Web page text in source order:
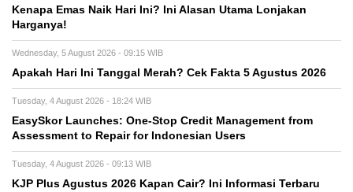
Kenapa Emas Naik Hari Ini? Ini Alasan Utama Lonjakan
Harganya!
Wednesday, 5 August 2026 - 09:15 WIB
Apakah Hari Ini Tanggal Merah? Cek Fakta 5 Agustus 2026
Tuesday, 4 August 2026 - 18:24 WIB
EasySkor Launches: One-Stop Credit Management from
Assessment to Repair for Indonesian Users
Tuesday, 4 August 2026 - 09:13 WIB
KJP Plus Agustus 2026 Kapan Cair? Ini Informasi Terbaru